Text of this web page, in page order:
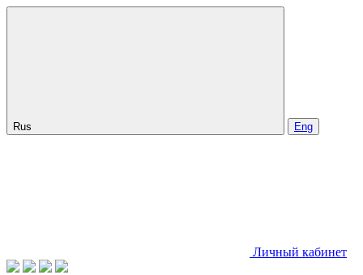
Rus Eng
Личный кабинет